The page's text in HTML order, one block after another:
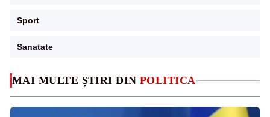
MAI MULTE ȘTIRI DIN POLITICA
Sport
Sanatate